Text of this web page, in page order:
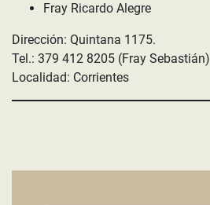
Fray Ricardo Alegre
Dirección: Quintana 1175.
Tel.: 379 412 8205 (Fray Sebastián)
Localidad: Corrientes